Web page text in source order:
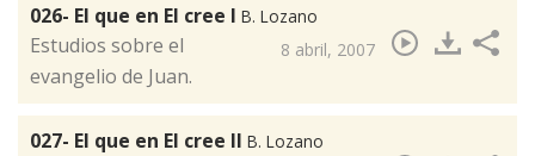
026- El que en El cree I B. Lozano
8 abril, 2007
​Estudios sobre el
evangelio de Juan.
027- El que en El cree II B. Lozano